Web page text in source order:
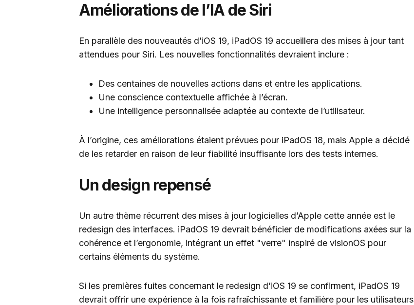
Améliorations de l’IA de Siri
En parallèle des nouveautés d’iOS 19, iPadOS 19 accueillera des mises à jour tant
attendues pour Siri. Les nouvelles fonctionnalités devraient inclure :
Des centaines de nouvelles actions dans et entre les applications.
Une conscience contextuelle affichée à l’écran.
Une intelligence personnalisée adaptée au contexte de l’utilisateur.
À l’origine, ces améliorations étaient prévues pour iPadOS 18, mais Apple a décidé
de les retarder en raison de leur fiabilité insuffisante lors des tests internes.
Un design repensé
Un autre thème récurrent des mises à jour logicielles d’Apple cette année est le
redesign des interfaces. iPadOS 19 devrait bénéficier de modifications axées sur la
cohérence et l’ergonomie, intégrant un effet "verre" inspiré de visionOS pour
certains éléments du système.
Si les premières fuites concernant le redesign d’iOS 19 se confirment, iPadOS 19
devrait offrir une expérience à la fois rafraîchissante et familière pour les utilisateurs